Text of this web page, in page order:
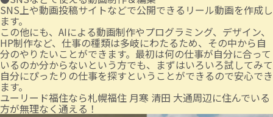
SNS上や動画投稿サイトなどで公開できるリール動画を作成し
ます。
この他にも、AIによる動画制作やプログラミング、デザイン、
HP制作など、仕事の種類は多岐にわたるため、その中から自
分のやりたいことができます。最初は何の仕事が自分に合って
いるのか分からないという方でも、まずはいろいろ試してみて
自分にぴったりの仕事を探すということができるので安心でき
ます。
ユーリード福住なら札幌福住 月寒 清田 大通周辺に住んでいる
方が無理なく通える！